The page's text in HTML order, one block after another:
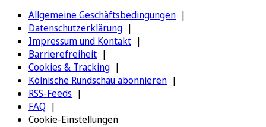
Allgemeine Geschäftsbedingungen
Datenschutzerklärung
Impressum und Kontakt
Barrierefreiheit
Cookies & Tracking
Kölnische Rundschau abonnieren
RSS-Feeds
FAQ
Cookie-Einstellungen